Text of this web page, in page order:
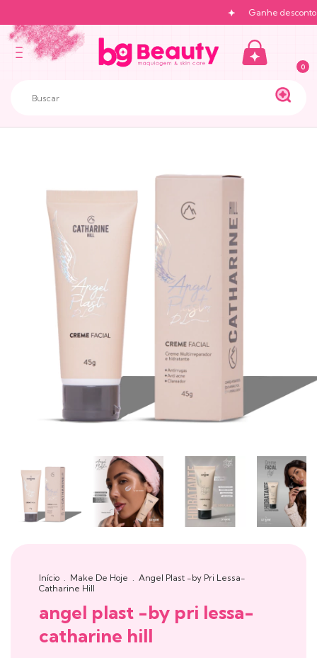
Ganhe desconto
0
Início . Make De Hoje . Angel Plast -by Pri Lessa-
Catharine Hill
angel plast -by pri lessa-
catharine hill